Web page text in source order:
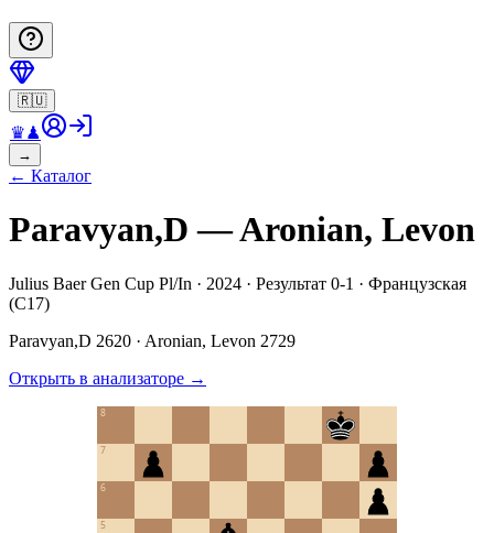
🇷🇺
♛♟
→
← Каталог
Paravyan,D — Aronian, Levon
Julius Baer Gen Cup Pl/In · 2024 · Результат 0-1 · Французская
(C17)
Paravyan,D 2620 · Aronian, Levon 2729
Открыть в анализаторе →
5
6
7
8